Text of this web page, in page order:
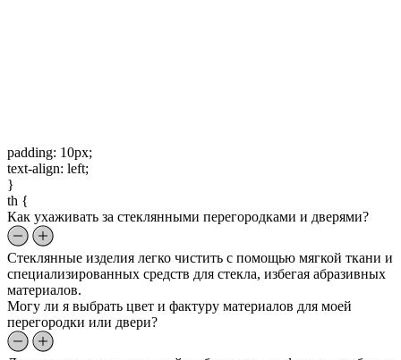
padding: 10px;
text-align: left;
}
th {
Как ухаживать за стеклянными перегородками и дверями?
Стеклянные изделия легко чистить с помощью мягкой ткани и
специализированных средств для стекла, избегая абразивных
материалов.
Могу ли я выбрать цвет и фактуру материалов для моей
перегородки или двери?